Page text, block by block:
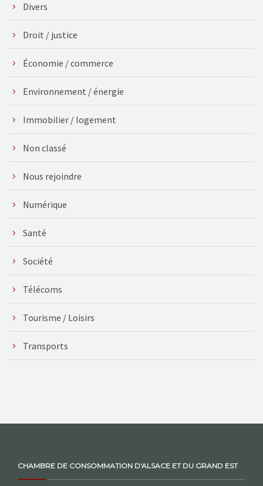
Divers
Droit / justice
Économie / commerce
Environnement / énergie
Immobilier / logement
Non classé
Nous rejoindre
Numérique
Santé
Société
Télécoms
Tourisme / Loisirs
Transports
CHAMBRE DE CONSOMMATION D'ALSACE ET DU GRAND EST